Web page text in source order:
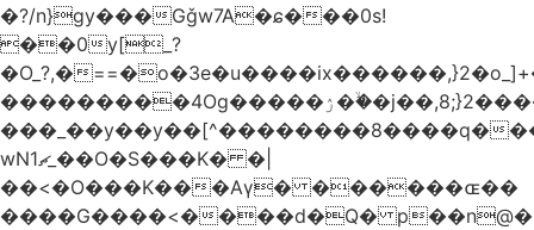
�?/n}gy���Gǧw7A�ɕ���0s!
��0y[_?
�O_?,�
���������4Og�����ۯ��ۙ�j��,8;}2����J��h��j���p}k*�^�|
���_��y��y��[^��������8����q�
wN1ޗ_��O�S���K� �|
��<�O���K���Aγ� ������ɶ��
����G����<����d�Q�